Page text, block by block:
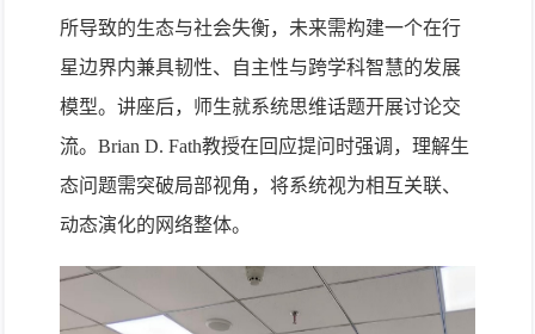
所导致的生态与社会失衡，未来需构建一个在行
星边界内兼具韧性、自主性与跨学科智慧的发展
模型。讲座后，师生就系统思维话题开展讨论交
流。Brian D. Fath教授在回应提问时强调，理解生
态问题需突破局部视角，将系统视为相互关联、
动态演化的网络整体。